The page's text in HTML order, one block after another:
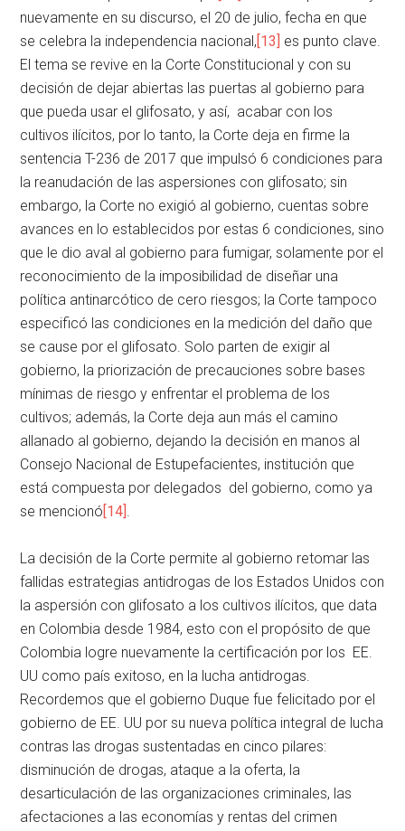
nuevamente en su discurso, el 20 de julio, fecha en que
se celebra la independencia nacional, [13] es punto clave.
El tema se revive en la Corte Constitucional y con su
decisión de dejar abiertas las puertas al gobierno para
que pueda usar el glifosato, y así, acabar con los
cultivos ilícitos, por lo tanto, la Corte deja en firme la
sentencia T-236 de 2017 que impulsó 6 condiciones para
la reanudación de las aspersiones con glifosato; sin
embargo, la Corte no exigió al gobierno, cuentas sobre
avances en lo establecidos por estas 6 condiciones, sino
que le dio aval al gobierno para fumigar, solamente por el
reconocimiento de la imposibilidad de diseñar una
política antinarcótico de cero riesgos; la Corte tampoco
especificó las condiciones en la medición del daño que
se cause por el glifosato. Solo parten de exigir al
gobierno, la priorización de precauciones sobre bases
mínimas de riesgo y enfrentar el problema de los
cultivos; además, la Corte deja aun más el camino
allanado al gobierno, dejando la decisión en manos al
Consejo Nacional de Estupefacientes, institución que
está compuesta por delegados del gobierno, como ya
se mencionó [14] .
La decisión de la Corte permite al gobierno retomar las
fallidas estrategias antidrogas de los Estados Unidos con
la aspersión con glifosato a los cultivos ilícitos, que data
en Colombia desde 1984, esto con el propósito de que
Colombia logre nuevamente la certificación por los EE.
UU como país exitoso, en la lucha antidrogas.
Recordemos que el gobierno Duque fue felicitado por el
gobierno de EE. UU por su nueva política integral de lucha
contras las drogas sustentadas en cinco pilares:
disminución de drogas, ataque a la oferta, la
desarticulación de las organizaciones criminales, las
afectaciones a las economías y rentas del crimen